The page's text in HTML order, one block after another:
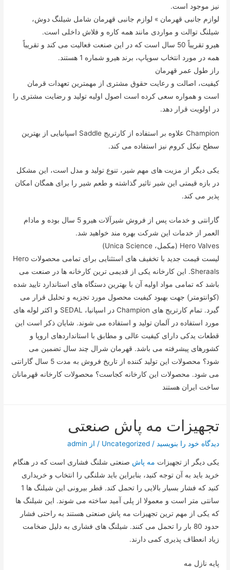
نیز موجود است.
لوازم جانبی قهرمان » لوازم جانبی قهرمان شامل شیلنگ دوش،
شیلنگ توالت و مواردی مانند همه کاره و فلاش داخلی است.
هیرو تقریباً 50 سال است که در این صنعت فعالیت می کند و تقریباً
همه در مورد انتخاب سوپاپ، برند هیرو شماره 1 هستند.
راز طول عمر قهرمان
کیفیت، اصالت و رعایت حقوق مشتری از مهمترین تعهدات قرمان
است و همواره سعی کرده است اصول اولیه تولید و رضایت مشتری را
در اولویت قرار دهد.
Champion علاوه بر استفاده از کارتریج Saddle اسپانیایی از بهترین
سطح نیکل کروم نیز استفاده می کند.
یکی دیگر از مزیت های مهم شیر، تنوع تولید و مدل است، این مشکل
در بازه قیمتی این شیر تاثیر گذاشته و طعم شیر را برای همگان امکان
پذیر می کند.
گارانتی و خدمات پس از فروش شیرآلات هیرو 5 سال بوده و مادام
العمر از خدمات این شرکت بهره مند خواهید شد.
Hero Valves (مکمل، Unica Science)
لیست قیمت جدید با تخفیف های استثنایی برای تمامی محصولات Hero
Sheraals. این کارخانه یکی از قدیمی ترین کارخانه ها در صنعت می
باشد که تمامی مواد اولیه آن با بهترین دستگاه های استاندارد تایید شده
(کوانتومتر) جهت بهبود کیفیت محصول مورد تجزیه و تحلیل قرار می
گیرد. تمام کارتریج های Champion در اسپانیا، SEDAL و اکثر لوله های
مورد استفاده در آلمان تولید و استفاده می شوند. شایان ذکر است این
قطعات یدکی دارای کیفیت عالی و مطابق با استانداردهای اروپا و
کشورهای پیشرفته می باشد. قهرمان شرال چند سال تضمین می
شود؟ محصولات این تولید کننده از تاریخ فروش به مدت 5 سال گارانتی
می شود. محصولات این کارخانه کجاست؟ محصولات کارخانه قهرمانان
ساخت ایران هستند
تجهیزات مه پاش صنعتی
دیدگاه‌ خود را بنویسید /
Uncategorized / از admin
یکی دیگر از تجهیزات مه پاش صنعتی شلنگ فشاری است که در هنگام
خرید باید به آن توجه کنید، بنابراین باید شلنگی را انتخاب و خریداری
کنید که فشار بسیار بالایی را تحمل کند. قطر بیرونی این شیلنگ ها 1
سانتی متر است و معمولا از پلی آمید ساخته می شوند. این شیلنگ ها
که یکی از مهم ترین تجهیزات مه پاش صنعتی هستند به راحتی فشار
حدود 80 بار را تحمل می کنند. شیلنگ های فشاری به دلیل ضخامت
زیاد انعطاف پذیری کمی دارند.
پایه نازل مه